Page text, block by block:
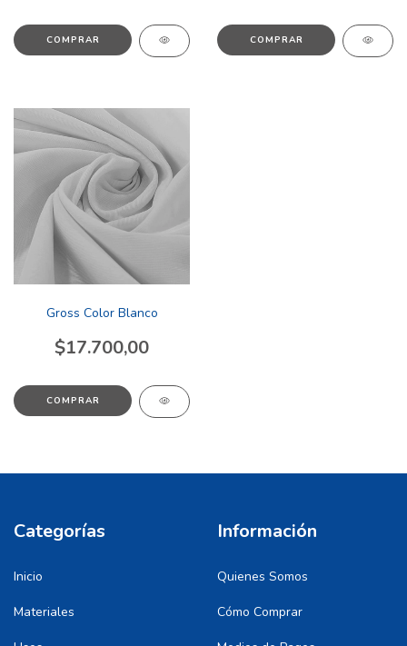
COMPRAR COMPRAR
Gross Color Blanco
$17.700,00
COMPRAR
Categorías
Inicio
Materiales
Información
Quienes Somos
Cómo Comprar